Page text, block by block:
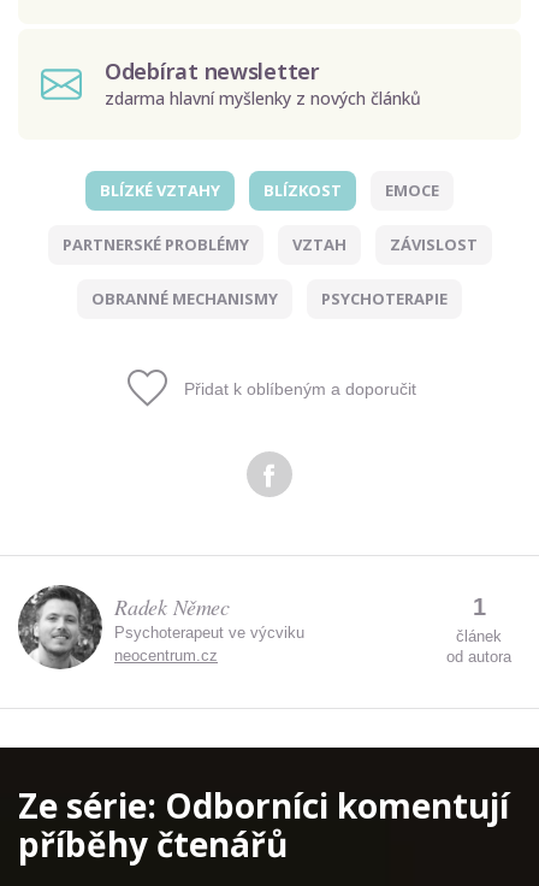
Odebírat newsletter
zdarma hlavní myšlenky z nových článků
Odeslat
BLÍZKÉ VZTAHY BLÍZKOST EMOCE
PARTNERSKÉ PROBLÉMY VZTAH ZÁVISLOST
OBRANNÉ MECHANISMY PSYCHOTERAPIE
Přidat k oblíbeným a doporučit
Radek Němec
Psychoterapeut ve výcviku
neocentrum.cz
1
článek
od autora
Ze série: Odborníci komentují
příběhy čtenářů